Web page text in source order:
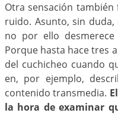
Otra sensación
ruido. Asunto, sin
no por ello
Porque hasta hace tres
del cuchicheo cuando
en, por ejemplo,
contenido transmedia.
la hora de examinar